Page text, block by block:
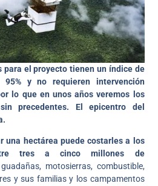
para el proyecto tienen un índice de
95% y no requieren intervención
lo que en unos años veremos los
precedentes. El epicentro del
una hectárea puede costarles a los
tres a cinco millones de
motosierras, combustible,
y sus familias y los campamentos